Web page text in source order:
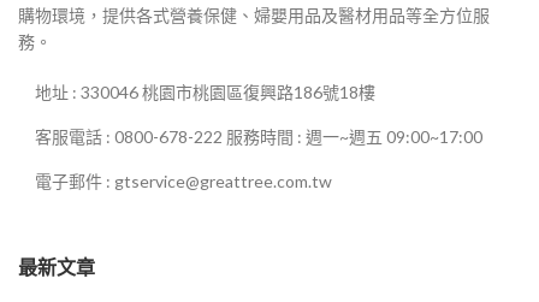
購物環境，提供各式營養保健、婦嬰用品及醫材用品等全方位服
務。
地址 : 330046 桃園市桃園區復興路186號18樓
客服電話 : 0800-678-222 服務時間 : 週一~週五 09:00~17:00
電子郵件 : gtservice@greattree.com.tw
最新文章